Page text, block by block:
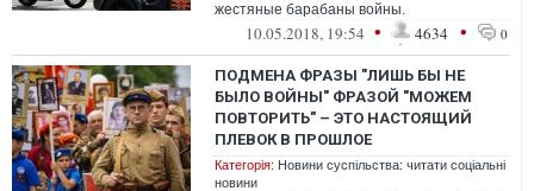
жестяные барабаны войны.
10.05.2018, 19:54 • 4634 • 0
ПОДМЕНА ФРАЗЫ "ЛИШЬ БЫ НЕ
БЫЛО ВОЙНЫ" ФРАЗОЙ "МОЖЕМ
ПОВТОРИТЬ" – ЭТО НАСТОЯЩИЙ
ПЛЕВОК В ПРОШЛОЕ
Категорія: Новини суспільства: читати соціальні
новини